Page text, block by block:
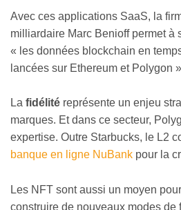
Avec ces applications SaaS, la
milliardaire Marc Benioff permet à
« les données blockchain en
lancées sur Ethereum et Polygon
La fidélité représente un enjeu
marques. Et dans ce secteur,
expertise. Outre Starbucks, le L2
banque en ligne NuBank pour la
Les NFT sont aussi un moyen
construire de nouveaux modes de